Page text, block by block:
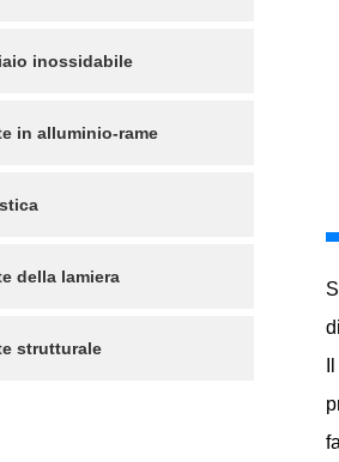
inossidabile
in alluminio-rame
della lamiera
strutturale